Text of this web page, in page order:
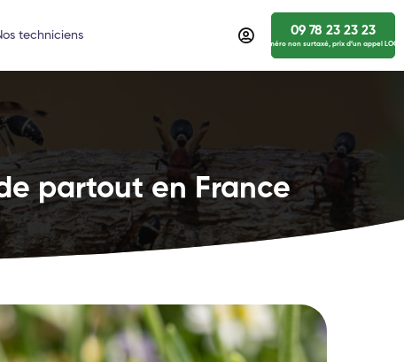
techniciens 09 78 23 23 23
numéro non surtaxé, prix d’un appel
partout en France